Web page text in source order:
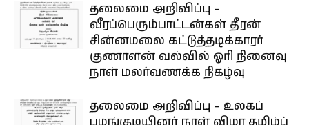
தலைமை அறிவிப்பு –
வீரப்பெரும்பாட்டன்கள் தீரன்
சின்னமலை கட்டுத்தடிக்காரர்
குணாளன் வல்வில் ஓரி நினைவு
நாள் மலர்வணக்க நிகழ்வு
தலைமை அறிவிப்பு – உலகப்